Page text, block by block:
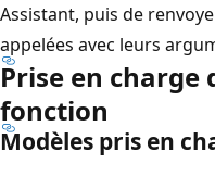
Assistant, puis de
appelées avec leurs
Prise en charge
fonction
Modèles pris en